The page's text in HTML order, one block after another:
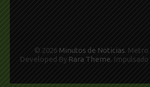
© 2026 Minutos de Noticias. Metro
Developed By Rara Theme.